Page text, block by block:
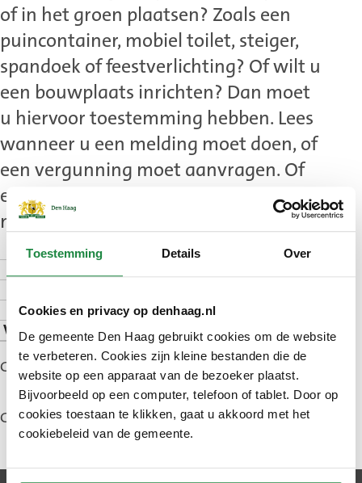
Toestemming Details Over
Cookies en privacy op denhaag.nl
De gemeente Den Haag gebruikt cookies om de website
te verbeteren. Cookies zijn kleine bestanden die de
website op een apparaat van de bezoeker plaatst.
Bijvoorbeeld op een computer, telefoon of tablet. Door op
cookies toestaan te klikken, gaat u akkoord met het
cookiebeleid van de gemeente.
of in het groen plaatsen? Zoals een
puincontainer, mobiel toilet, steiger,
spandoek of feestverlichting? Of wilt u
een bouwplaats inrichten? Dan moet
u hiervoor toestemming hebben. Lees
wanneer u een melding moet doen, of
een vergunning moet aanvragen. Of
een vergunning en grondverhuur
moet aanvragen.
Vergunning aanvragen
Vergunning en huurovereenkomst aanvragen
Gepubliceerd: 11 november 2025
Gewijzigd: 6 juli 2026